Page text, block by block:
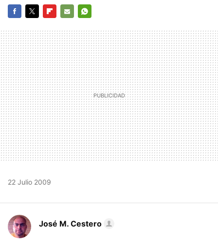
MAIL
22 Julio 2009
José M. Cestero